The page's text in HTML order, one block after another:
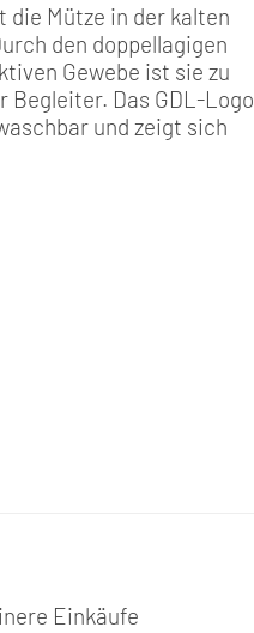
die Mütze in der kalten
den doppellagigen
Gewebe ist sie zu
Das GDL-Logo
und zeigt sich
Einkäufe